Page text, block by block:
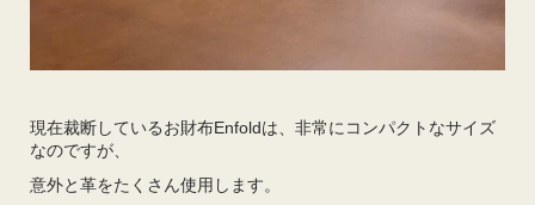
現在裁断しているお財布Enfoldは、非常にコンパクトなサイズ
なのですが、
意外と革をたくさん使用します。